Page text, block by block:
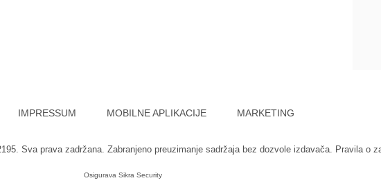
IMPRESSUM MOBILNE APLIKACIJE MARKETING
Sva prava zadržana. Zabranjeno preuzimanje sadržaja bez dozvole izdavača. Pravila o
Osigurava Sikra Security